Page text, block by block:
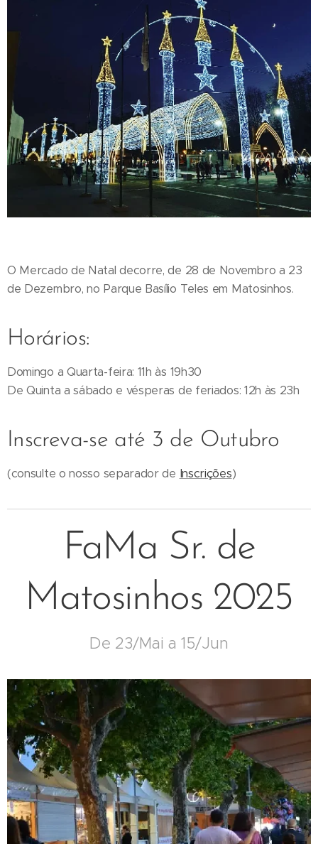
O Mercado de Natal decorre, de 28 de Novembro a 23
de Dezembro, no Parque Basílio Teles em Matosinhos.
Horários:
Domingo a Quarta-feira: 11h às 19h30
De Quinta a sábado e vésperas de feriados: 12h às 23h
Inscreva-se até 3 de Outubro
(consulte o nosso separador de Inscrições)
FaMa Sr. de
Matosinhos 2025
De 23/Mai a 15/Jun